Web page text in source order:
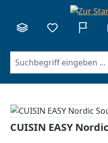
Bildergalerie
CUISIN EASY